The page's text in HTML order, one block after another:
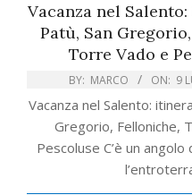
Vacanza nel
Patù, San
Torre Vado e
BY: MARCO ON: 9
Vacanza nel Salento:
Gregorio, Felloniche,
Pescoluse C’è un